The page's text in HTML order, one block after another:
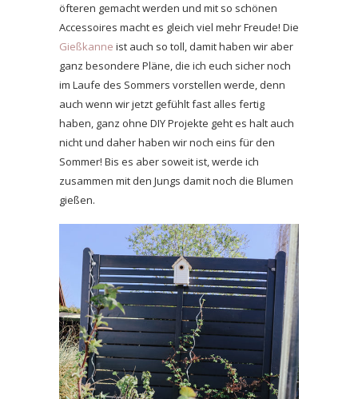
öfteren gemacht werden und mit so schönen
Accessoires macht es gleich viel mehr Freude! Die
Gießkanne ist auch so toll, damit haben wir aber
ganz besondere Pläne, die ich euch sicher noch
im Laufe des Sommers vorstellen werde, denn
auch wenn wir jetzt gefühlt fast alles fertig
haben, ganz ohne DIY Projekte geht es halt auch
nicht und daher haben wir noch eins für den
Sommer! Bis es aber soweit ist, werde ich
zusammen mit den Jungs damit noch die Blumen
gießen.